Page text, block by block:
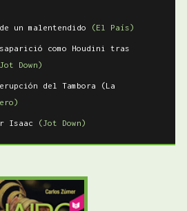
un malentendido (El País)
como Houdini tras
Down)
del Tambora (La
Isaac (Jot Down)